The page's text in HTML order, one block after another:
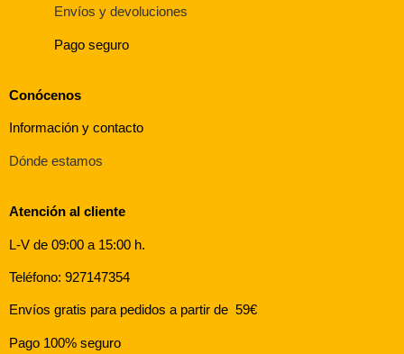
Envíos y devoluciones
Pago seguro
Conócenos
Información y contacto
Dónde estamos
Atención al cliente
L-V de 09:00 a 15:00 h.
Teléfono: 927147354
Envíos gratis para pedidos a partir de 59€
Pago 100% seguro